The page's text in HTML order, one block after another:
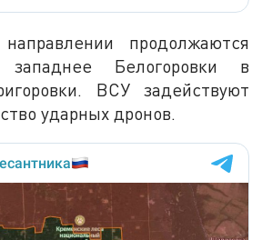
продолжаются
Белогоровки в
ВСУ задействуют
ударных дронов.